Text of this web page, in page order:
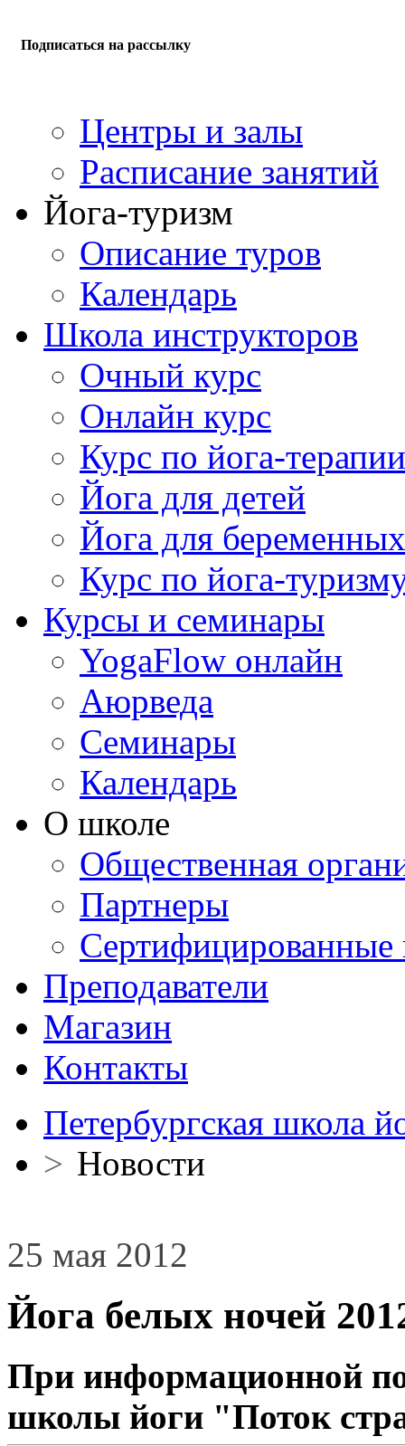
Подписаться на рассылку
Центры и залы
Расписание занятий
Йога-туризм
Описание туров
Календарь
Школа инструкторов
Очный курс
Онлайн курс
Курс по йога-терапии
Йога для детей
Йога для беременных
Курс по йога-
Курсы и семинары
YogaFlow онлайн
Аюрведа
Семинары
Календарь
О школе
Общественная
Партнеры
Сертифицированные
Преподаватели
Магазин
Контакты
Петербургская школа
> Новости
25 мая 2012
Йога белых ночей
При информационной
школы йоги "Поток